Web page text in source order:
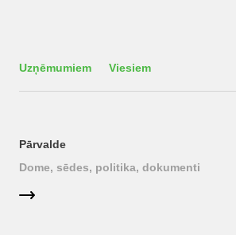
Uzņēmumiem Viesiem
Pārvalde
Dome, sēdes, politika, dokumenti